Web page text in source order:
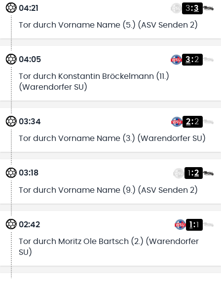
04:21 3:3
Tor durch Vorname Name (5.) (ASV Senden 2)
04:05 3:2
Tor durch Konstantin Bröckelmann (11.)
(Warendorfer SU)
03:34 2:2
Tor durch Vorname Name (3.) (Warendorfer SU)
03:18 1 :2
Tor durch Vorname Name (9.) (ASV Senden 2)
02:42 1 :1
Tor durch Moritz Ole Bartsch (2.) (Warendorfer
SU)